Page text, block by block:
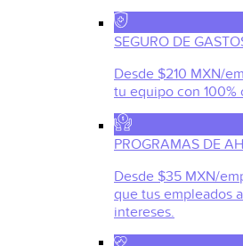
SEGURO DE
Desde $210 MXN/
tu equipo con 100%
PROGRAMAS DE
Desde $35 MXN/
que tus empleados
intereses.